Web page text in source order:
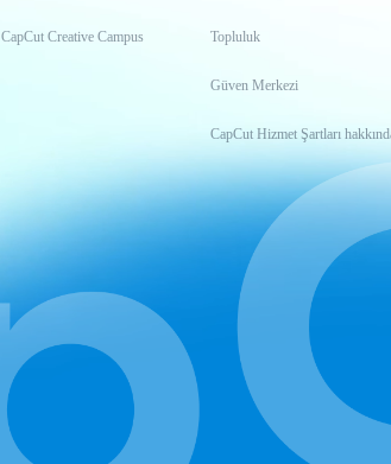
CapCut Creative Campus Topluluk
Güven Merkezi
CapCut Hizmet Şartları